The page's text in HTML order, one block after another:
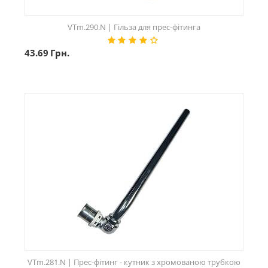
VTm.290.N | Гільза для прес-фітинга
43.69 Грн.
VTm.281.N | Прес-фітинг - кутник з хромованою трубкою